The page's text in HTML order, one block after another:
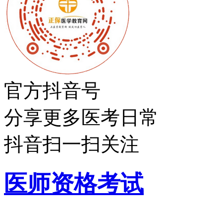
官方抖音号
分享更多医考日常
抖音扫一扫关注
医师资格考试